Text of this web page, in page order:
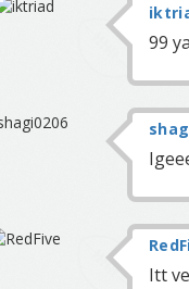
99
Itt